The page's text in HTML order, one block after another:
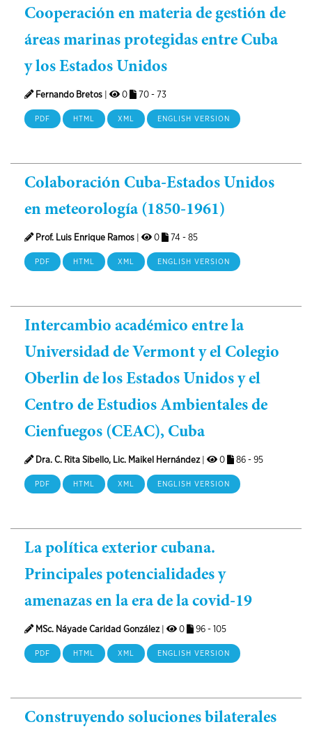
Cooperación en materia de gestión de
áreas marinas protegidas entre Cuba
y los Estados Unidos
Fernando Bretos 0 70 - 73
PDF HTML XML ENGLISH VERSION
Colaboración Cuba-Estados Unidos
en meteorología (1850-1961)
Prof. Luis Enrique Ramos 0 74 - 85
PDF HTML XML ENGLISH VERSION
Intercambio académico entre la
Universidad de Vermont y el Colegio
Oberlin de los Estados Unidos y el
Centro de Estudios Ambientales de
Cienfuegos (CEAC), Cuba
Dra. C. Rita Sibello, Lic. Maikel Hernández| 0 86 - 95
PDF HTML XML ENGLISH VERSION
La política exterior cubana.
Principales potencialidades y
amenazas en la era de la covid-19
MSc. Náyade Caridad González| 0 96 - 105
PDF HTML XML ENGLISH VERSION
Construyendo soluciones bilaterales